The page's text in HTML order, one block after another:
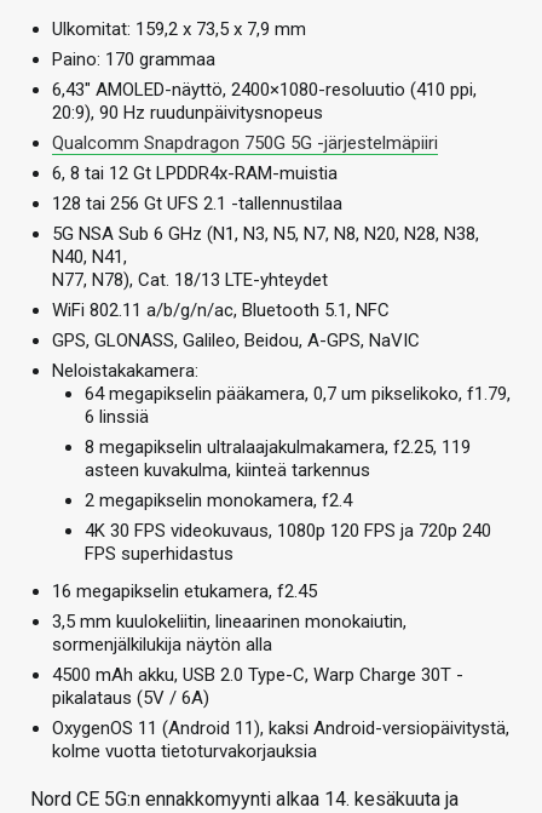
Ulkomitat: 159,2 x 73,5 x 7,9 mm
Paino: 170 grammaa
6,43″ AMOLED-näyttö, 2400×1080-resoluutio (410 ppi,
20:9), 90 Hz ruudunpäivitysnopeus
Qualcomm Snapdragon 750G 5G -järjestelmäpiiri
6, 8 tai 12 Gt LPDDR4x-RAM-muistia
128 tai 256 Gt UFS 2.1 -tallennustilaa
5G NSA Sub 6 GHz (N1, N3, N5, N7, N8, N20, N28, N38,
N40, N41,
N77, N78), Cat. 18/13 LTE-yhteydet
WiFi 802.11 a/b/g/n/ac, Bluetooth 5.1, NFC
GPS, GLONASS, Galileo, Beidou, A-GPS, NaVIC
Neloistakakamera:
64 megapikselin pääkamera, 0,7 um pikselikoko, f1.79,
6 linssiä
8 megapikselin ultralaajakulmakamera, f2.25, 119
asteen kuvakulma, kiinteä tarkennus
2 megapikselin monokamera, f2.4
4K 30 FPS videokuvaus, 1080p 120 FPS ja 720p 240
FPS superhidastus
16 megapikselin etukamera, f2.45
3,5 mm kuulokeliitin, lineaarinen monokaiutin,
sormenjälkilukija näytön alla
4500 mAh akku, USB 2.0 Type-C, Warp Charge 30T -
pikalataus (5V / 6A)
OxygenOS 11 (Android 11), kaksi Android-versiopäivitystä,
kolme vuotta tietoturvakorjauksia
Nord CE 5G:n ennakkomyynti alkaa 14. kesäkuuta ja